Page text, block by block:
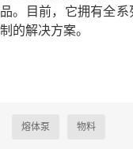
品。目前，它拥有全
制的解决方案。
熔体泵 物料